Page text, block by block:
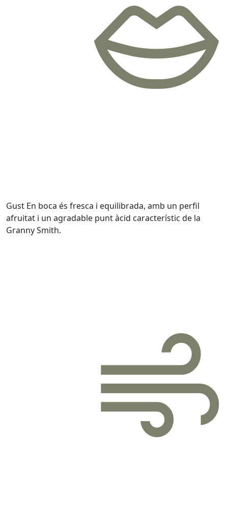
Gust En boca és fresca i equilibrada, amb un perfil
afruitat i un agradable punt àcid característic de la
Granny Smith.